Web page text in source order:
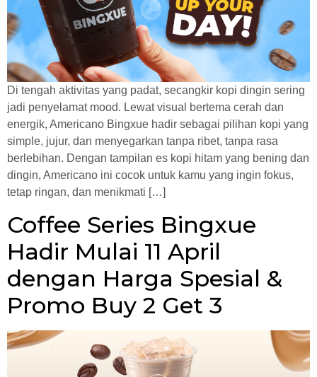
Di tengah aktivitas yang padat, secangkir kopi dingin sering
jadi penyelamat mood. Lewat visual bertema cerah dan
energik, Americano Bingxue hadir sebagai pilihan kopi yang
simple, jujur, dan menyegarkan tanpa ribet, tanpa rasa
berlebihan. Dengan tampilan es kopi hitam yang bening dan
dingin, Americano ini cocok untuk kamu yang ingin fokus,
tetap ringan, dan menikmati […]
Coffee Series Bingxue
Hadir Mulai 11 April
dengan Harga Spesial &
Promo Buy 2 Get 3